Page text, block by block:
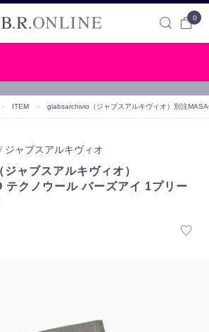
0
＞ ITEM ＞ giabsarchivio（ジャブスアルキヴィオ） 別注
/ ジャブスアルキヴィオ
ャブスアルキヴィオ）
テクノウール バーズアイ 1プリー